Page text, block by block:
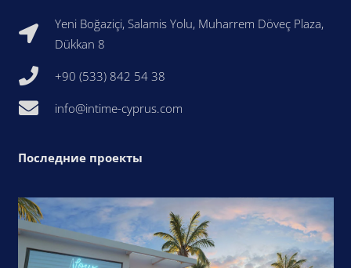
Yeni Boğaziçi, Salamis Yolu, Muharrem Döveç Plaza,
Dükkan 8
+90 (533) 842 54 38
info@intime-cyprus.com
Последние проекты